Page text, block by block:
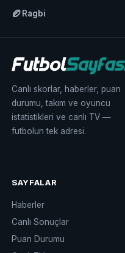
🏉 Ragbi
Canlı skorlar, haberler, puan
durumu, takım ve oyuncu
istatistikleri ve canlı TV —
futbolun tek adresi.
SAYFALAR
Haberler
Canlı Sonuçlar
Puan Durumu